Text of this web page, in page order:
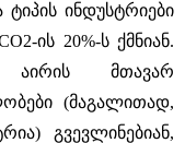
ინდუსტრიები
ის 20%-ს ქმნიან.
აირის მთავარ
(მაგალითად,
გვევლინებიან,